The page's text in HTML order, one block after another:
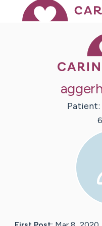
Patient: